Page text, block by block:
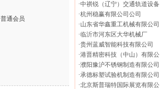
普通会员
·中祺锐（辽宁）交通轨道设备
·杭州稳赢有限公司公司
·山东省华鑫重工机械有限公司
·临沂市河东区大华机械厂
·贵州蓝威智能科技有限公司
·港晋精密科技（中山）有限公
·濮阳豫沪不锈钢制造有限公司
·承德标塑试验机制造有限公司
·北京斯普瑞特国际展览有限公